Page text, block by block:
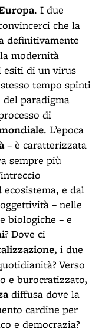
. I due
che la
definitivamente
modernità
esiti di un virus
tempo spinti
paradigma
di
. L’epoca
– è caratterizzata
sempre più
e dal
– nelle
biologiche – e
? Dove ci
, i due
Verso
e burocratizzato,
diffusa dove la
cardine per
e democrazia?